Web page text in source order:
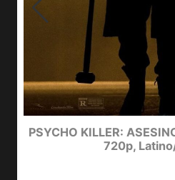
PSYCHO KILLER:
720p,